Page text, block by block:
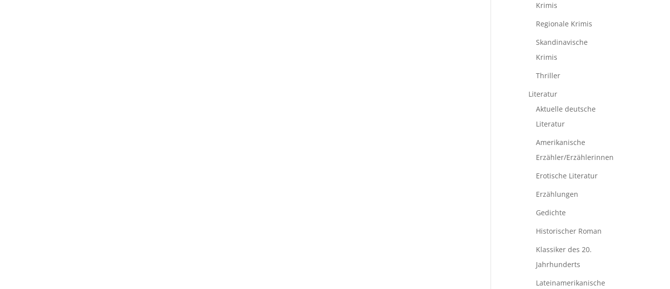
Krimis
Regionale Krimis
Skandinavische
Krimis
Thriller
Literatur
Aktuelle deutsche
Literatur
Amerikanische
Erzähler/Erzählerinnen
Erotische Literatur
Erzählungen
Gedichte
Historischer Roman
Klassiker des 20.
Jahrhunderts
Lateinamerikanische